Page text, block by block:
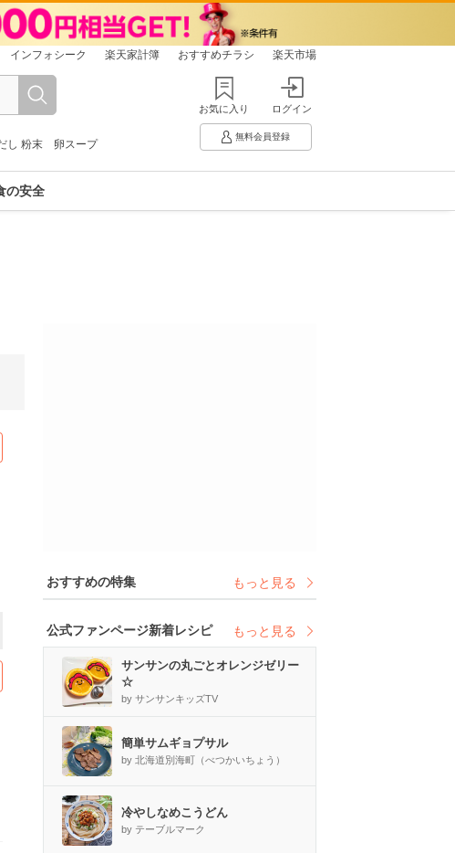
インフォシーク 楽天家計簿 おすすめチラシ 楽天市場
し 粉末 卵スープ
お気に入り ログイン
無料会員登録
の安全
おすすめの特集 もっと見る
公式ファンページ新着レシピ もっと見る
サンサンの丸ごとオレンジゼリー
☆
by サンサンキッズTV
簡単サムギョプサル
by 北海道別海町（べつかいちょう）
冷やしなめこうどん
by テーブルマーク